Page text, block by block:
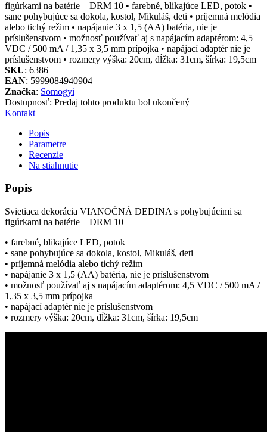
figúrkami na batérie – DRM 10 • farebné, blikajúce LED, potok •
sane pohybujúce sa dokola, kostol, Mikuláš, deti • príjemná melódia
alebo tichý režim • napájanie 3 x 1,5 (AA) batéria, nie je
príslušenstvom • možnosť používať aj s napájacím adaptérom: 4,5
VDC / 500 mA / 1,35 x 3,5 mm prípojka • napájací adaptér nie je
príslušenstvom • rozmery výška: 20cm, dĺžka: 31cm, šírka: 19,5cm
SKU: 6386
EAN: 5999084940904
Značka: Somogyi
Dostupnosť: Predaj tohto produktu bol ukončený
Kontakt
Popis
Parametre
Recenzie
Na stiahnutie
Popis
Svietiaca dekorácia VIANOČNÁ DEDINA s pohybujúcimi sa
figúrkami na batérie – DRM 10
• farebné, blikajúce LED, potok
• sane pohybujúce sa dokola, kostol, Mikuláš, deti
• príjemná melódia alebo tichý režim
• napájanie 3 x 1,5 (AA) batéria, nie je príslušenstvom
• možnosť používať aj s napájacím adaptérom: 4,5 VDC / 500 mA /
1,35 x 3,5 mm prípojka
• napájací adaptér nie je príslušenstvom
• rozmery výška: 20cm, dĺžka: 31cm, šírka: 19,5cm